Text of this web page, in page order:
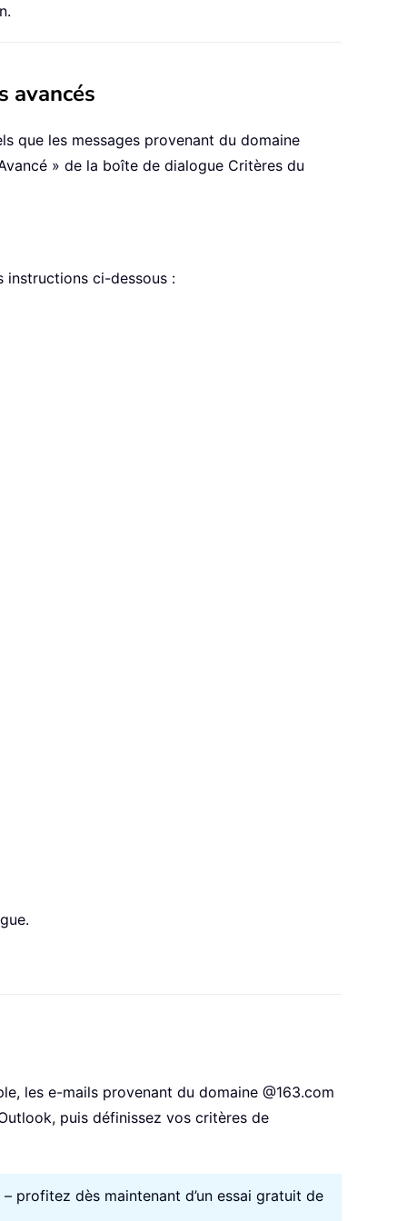
avancés
que les messages provenant du domaine
» de la boîte de dialogue Critères du
instructions ci-dessous :
les e-mails provenant du domaine @163.com
puis définissez vos critères de
profitez dès maintenant d’un essai gratuit de